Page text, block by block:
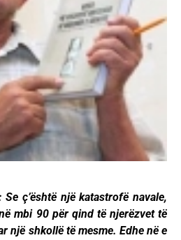
ç’është një katastrofë navale,
mbi 90 për qind të njerëzvet të
një shkollë të mesme. Edhe në e